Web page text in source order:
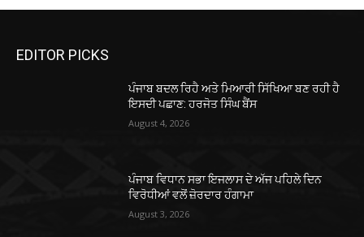
EDITOR PICKS
ਪੰਜਾਬ ਬਦਲ ਰਿਹੈ ਅਤੇ ਮਿਆਰੀ ਸਿੱਖਿਆ ਬਣ ਰਹੀ ਹੈ
ਇਸਦੀ ਪਛਾਣ: ਹਰਜੋਤ ਸਿੰਘ ਬੈਂਸ
August 4, 2026
ਪੰਜਾਬ ਵਿਧਾਨ ਸਭਾ ਇਜਲਾਸ ਦੇ ਅੱਜ ਪਹਿਲੇ ਦਿਨ
ਵਿਰੋਧੀਆਂ ਵਲੋਂ ਜ਼ੋਰਦਾਰ ਹੰਗਾਮਾ
August 3, 2026